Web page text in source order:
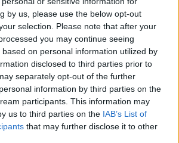
by us, please use the below opt-out
selection. Please note that after your
you may continue seeing
on personal information utilized by
disclosed to third parties prior to
separately opt-out of the further
information by third parties on the
participants. This information may
us to third parties on the IAB’s List of
that may further disclose it to other
αποδεικτικών στοιχείων, σε
να περιπλανηθεί η
η αλήθεια και
αστικό και ποινικό επίπεδο.
πως δεν υπάρχει περίπτωση
κάποιος απλήρωτος από
κάτι ακόμη και δεν